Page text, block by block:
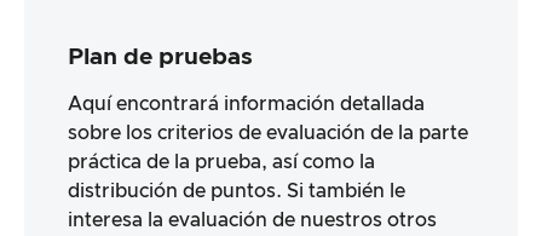
Plan de pruebas
Aquí encontrará información detallada
sobre los criterios de evaluación de la parte
práctica de la prueba, así como la
distribución de puntos. Si también le
interesa la evaluación de nuestros otros